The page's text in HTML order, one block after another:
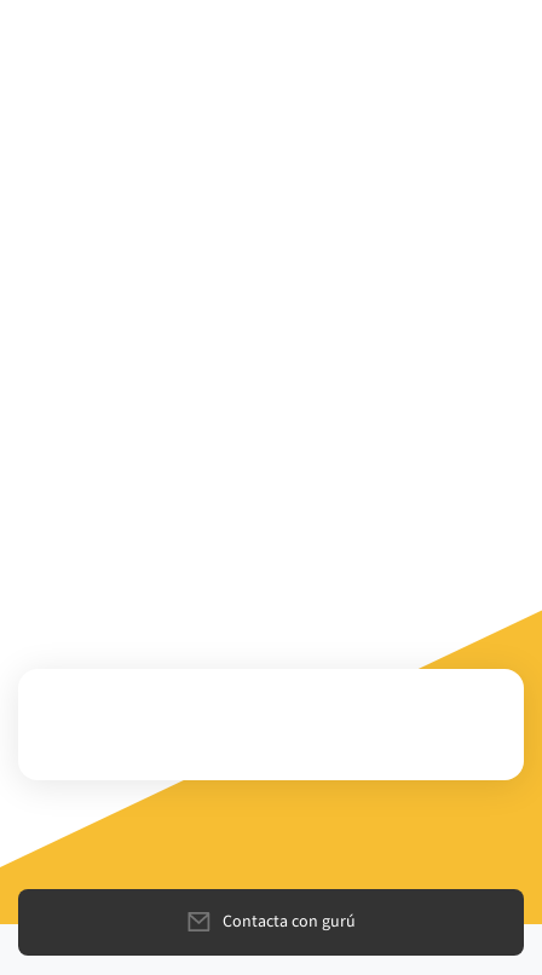
Contacta con gurú